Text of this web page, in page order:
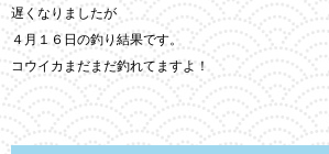
遅くなりましたが
４月１６日の釣り結果です。
コウイカまだまだ釣れてますよ！